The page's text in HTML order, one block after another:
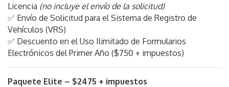
Licencia (no incluye el envío de la solicitud)
✅ Envío de Solicitud para el Sistema de Registro de
Vehículos (VRS)
✅ Descuento en el Uso Ilimitado de Formularios
Electrónicos del Primer Año ($750 + impuestos)
Paquete Elite – $2475 + impuestos